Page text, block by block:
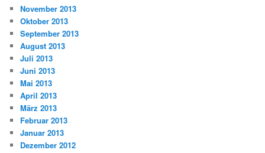
November 2013
Oktober 2013
September 2013
August 2013
Juli 2013
Juni 2013
Mai 2013
April 2013
März 2013
Februar 2013
Januar 2013
Dezember 2012